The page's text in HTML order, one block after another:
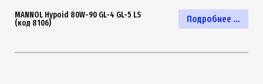
Подробнее ...
MANNOL Hypoid 80W-90 GL-4 GL-5 LS
(код 8106)